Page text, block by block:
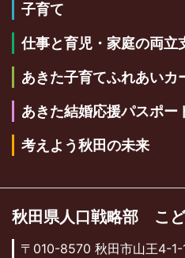
子育て
仕事と育児・家庭の両立
あきた子育てふれあいカ
あきた結婚応援パスポー
考えよう秋田の未来
秋田県人口戦略部 こ
〒010-8570 秋田市山王4-1-